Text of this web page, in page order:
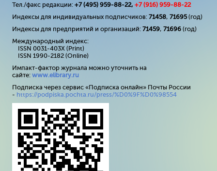
Тел./факс редакции: +7 (495) 959-88-22, +7 (916) 959-88-22
Индексы для индивидуальных подписчиков: 71458, 71695(год)
Индексы для предприятий и организаций: 71459, 71696 (год)
Международный индекс:
ISSN 0031-403X (Print)
ISSN 1990-2182 (Online)
Импакт-фактор журнала можно уточнить на
сайте: www.elibrary.ru
Подписка через сервис «Подписка онлайн» Почты России
- https://podpiska.pochta.ru/press/%D0%9F%D0%98554